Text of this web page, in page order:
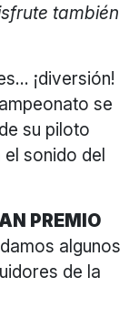
también
¡diversión!
se
su piloto
sonido del
PREMIO
algunos
de la